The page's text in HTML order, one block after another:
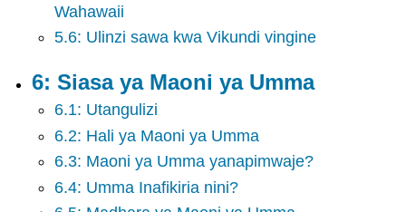
Mitaa
15:
16:
Sera
ya
Ndani
Sera
ya
Wahawaii
5.6: Ulinzi sawa kwa Vikundi vingine
6: Siasa ya Maoni ya Umma
6.1: Utangulizi
6.2: Hali ya Maoni ya Umma
6.3: Maoni ya Umma yanapimwaje?
6.4: Umma Inafikiria nini?